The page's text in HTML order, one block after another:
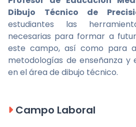
Dibujo Técnico de
estudiantes las
necesarias para formar a
este campo, así como para
metodologías de enseñanza y
en el área de dibujo técnico.
Campo Laboral